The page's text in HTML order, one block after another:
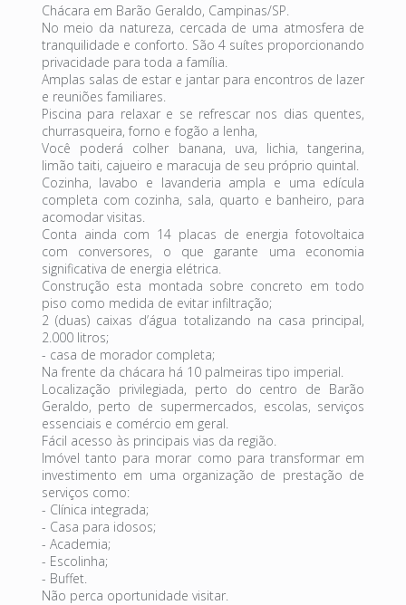
Chácara em Barão Geraldo, Campinas/SP.
No meio da natureza, cercada de uma atmosfera de
tranquilidade e conforto. São 4 suítes proporcionando
privacidade para toda a família.
Amplas salas de estar e jantar para encontros de lazer
e reuniões familiares.
Piscina para relaxar e se refrescar nos dias quentes,
churrasqueira, forno e fogão a lenha,
Você poderá colher banana, uva, lichia, tangerina,
limão taiti, cajueiro e maracuja de seu próprio quintal.
Cozinha, lavabo e lavanderia ampla e uma edícula
completa com cozinha, sala, quarto e banheiro, para
acomodar visitas.
Conta ainda com 14 placas de energia fotovoltaica
com conversores, o que garante uma economia
significativa de energia elétrica.
Construção esta montada sobre concreto em todo
piso como medida de evitar infiltração;
2 (duas) caixas d’água totalizando na casa principal,
2.000 litros;
- casa de morador completa;
Na frente da chácara há 10 palmeiras tipo imperial.
Localização privilegiada, perto do centro de Barão
Geraldo, perto de supermercados, escolas, serviços
essenciais e comércio em geral.
Fácil acesso às principais vias da região.
Imóvel tanto para morar como para transformar em
investimento em uma organização de prestação de
serviços como:
- Clínica integrada;
- Casa para idosos;
- Academia;
- Escolinha;
- Buffet.
Não perca oportunidade visitar.